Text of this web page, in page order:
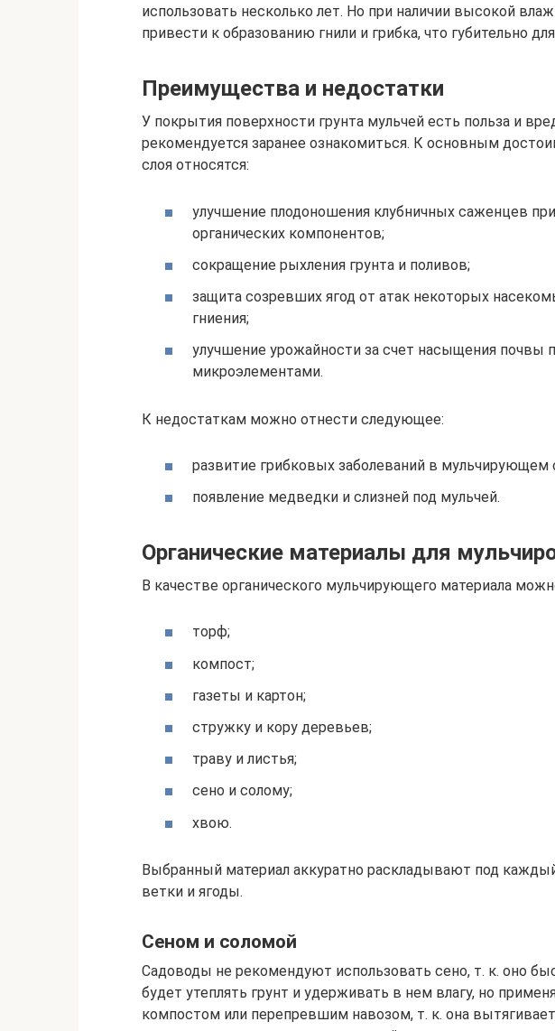
использовать несколько лет. Но при наличии высокой
привести к образованию гнили и грибка, что губительно
Преимущества и недостатки
У покрытия поверхности грунта мульчей есть польза и
рекомендуется заранее ознакомиться. К основным
слоя относятся:
улучшение плодоношения клубничных саженцев
органических компонентов;
сокращение рыхления грунта и поливов;
защита созревших ягод от атак некоторых
гниения;
улучшение урожайности за счет насыщения почвы
микроэлементами.
К недостаткам можно отнести следующее:
развитие грибковых заболеваний в мульчирующем
появление медведки и слизней под мульчей.
Органические материалы для
В качестве органического мульчирующего материала
торф;
компост;
газеты и картон;
стружку и кору деревьев;
траву и листья;
сено и солому;
хвою.
Выбранный материал аккуратно раскладывают под
ветки и ягоды.
Сеном и соломой
Садоводы не рекомендуют использовать сено, т. к. оно
будет утеплять грунт и удерживать в нем влагу, но
компостом или перепревшим навозом, т. к. она